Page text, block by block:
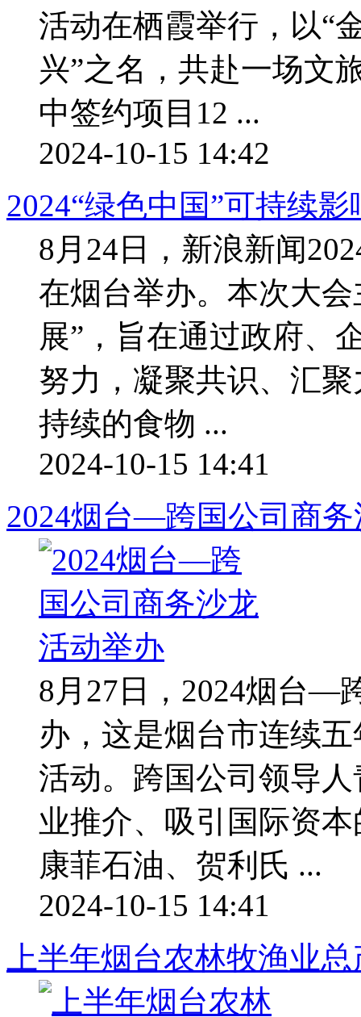
活动在栖霞举行，以“
兴”之名，共赴一场文
中签约项目12 ...
2024-10-15 14:42
2024“绿色中国”可持续
8月24日，新浪新闻
在烟台举办。本次大
展”，旨在通过政府、
努力，凝聚共识、汇
持续的食物 ...
2024-10-15 14:41
2024烟台—跨国公司商
8月27日，2024烟台—
办，这是烟台市连续
活动。跨国公司领导
业推介、吸引国际资
康菲石油、贺利氏 ...
2024-10-15 14:41
上半年烟台农林牧渔业